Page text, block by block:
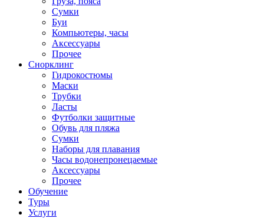
Сумки
Буи
Компьютеры, часы
Аксессуары
Прочее
Снорклинг
Гидрокостюмы
Маски
Трубки
Ласты
Футболки защитные
Обувь для пляжа
Сумки
Наборы для плавания
Часы водонепронецаемые
Аксессуары
Прочее
Обучение
Туры
Услуги